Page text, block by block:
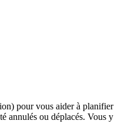
pour vous aider à planifier
annulés ou déplacés. Vous y